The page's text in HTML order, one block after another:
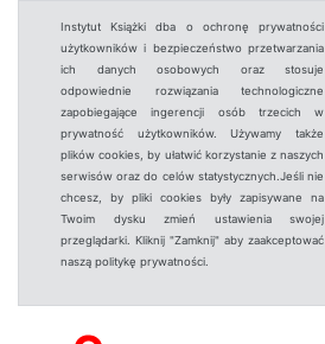
Instytut Książki dba o ochronę prywatności
użytkowników i bezpieczeństwo przetwarzania
ich danych osobowych oraz stosuje
odpowiednie rozwiązania technologiczne
zapobiegające ingerencji osób trzecich w
prywatność użytkowników. Używamy także
plików cookies, by ułatwić korzystanie z naszych
serwisów oraz do celów statystycznych.Jeśli nie
chcesz, by pliki cookies były zapisywane na
Twoim dysku zmień ustawienia swojej
przeglądarki. Kliknij "Zamknij" aby zaakceptować
naszą politykę prywatności.